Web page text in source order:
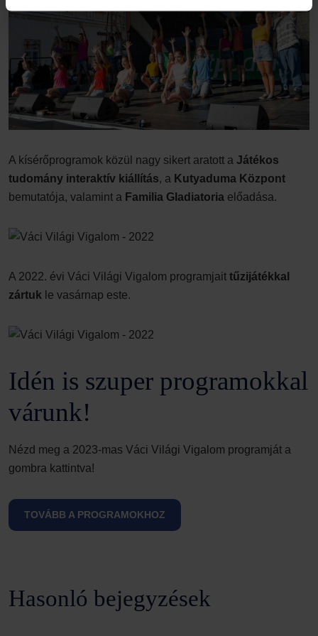
A kísérőprogramok közül nagy sikert aratott a Játékos
tudomány interaktív kiállítás, a Kutyaduma Központ
bemutatója, valamint a Familia Gladiatoria előadása.
A 2022. évi Váci Világi Vigalom programjait tűzijátékkal
zártuk le vasárnap este.
Idén is szuper programokkal
várunk!
Nézd meg a 2023-mas Váci Világi Vigalom programját a
gombra kattintva!
TOVÁBB A PROGRAMOKHOZ
Hasonló bejegyzések